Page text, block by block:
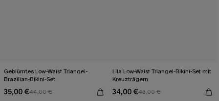
Geblümtes Low-Waist Triangel-
Brazilian-Bikini-Set
35,00 €44,00 €
Lila Low-Waist Triangel-Bikini-Set mit
Kreuzträgern
34,00 €43,00 €